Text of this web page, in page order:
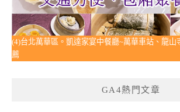
(4)台北萬華區。凱達家宴中餐廳~萬華車站、龍山
薦
GA4熱門文章